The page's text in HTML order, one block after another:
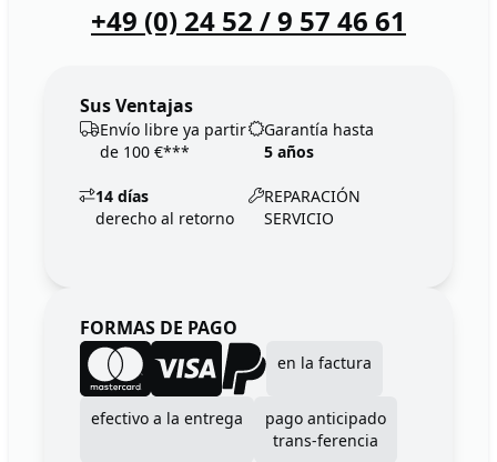
+49 (0) 24 52 / 9 57 46 61
Sus Ventajas
Envío libre ya partir
de 100 €***
Garantía hasta
5 años
14 días
derecho al retorno
REPARACIÓN
SERVICIO
FORMAS DE PAGO
en la factura
efectivo a la entrega
pago anticipado
trans-ferencia